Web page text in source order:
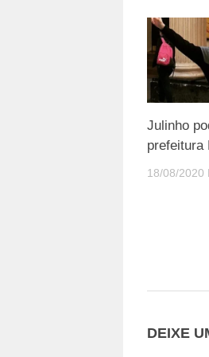
Julinho
prefeitura
18/08/2020
DEIXE